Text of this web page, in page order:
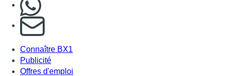
S'abonner à notre newsletter
Connaître BX1
Publicité
Offres d'emploi